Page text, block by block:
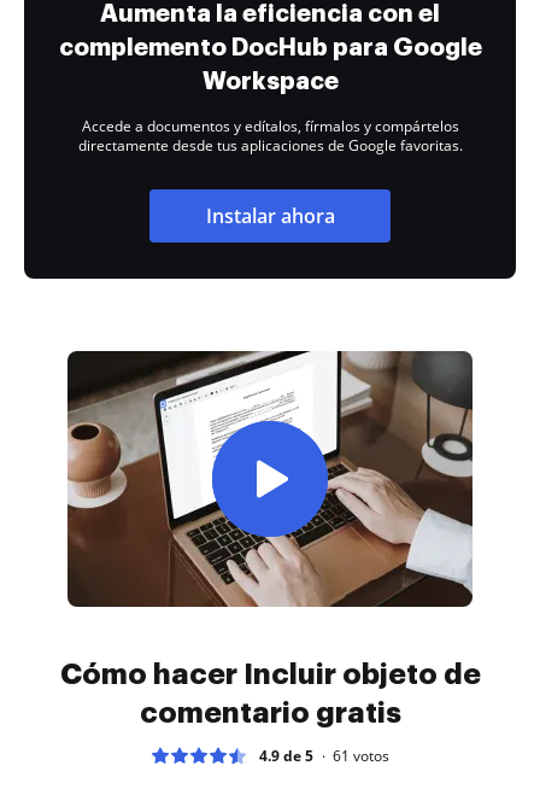
Aumenta la eficiencia con el
complemento DocHub para Google
Workspace
Accede a documentos y edítalos, fírmalos y compártelos
directamente desde tus aplicaciones de Google favoritas.
Instalar ahora
Cómo hacer Incluir objeto de
comentario gratis
4.9 de 5 61 votos